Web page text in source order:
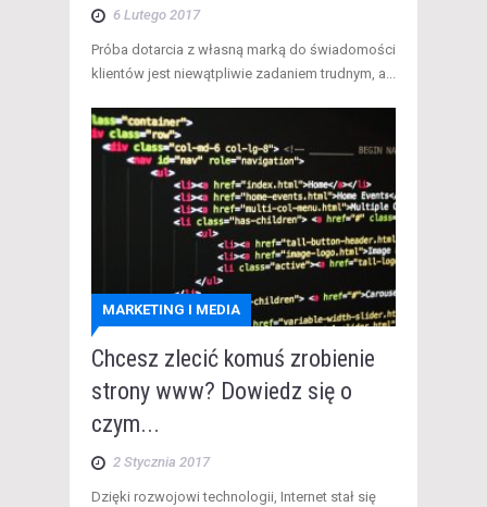
6 Lutego 2017
Próba dotarcia z własną marką do świadomości
klientów jest niewątpliwie zadaniem trudnym, a...
MARKETING I MEDIA
Chcesz zlecić komuś zrobienie
strony www? Dowiedz się o
czym...
2 Stycznia 2017
Dzięki rozwojowi technologii, Internet stał się